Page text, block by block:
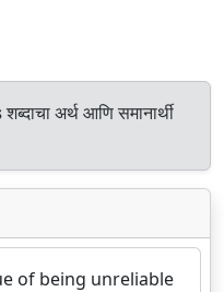
शब्दाचा अर्थ आणि समानार्थी
of being unreliable